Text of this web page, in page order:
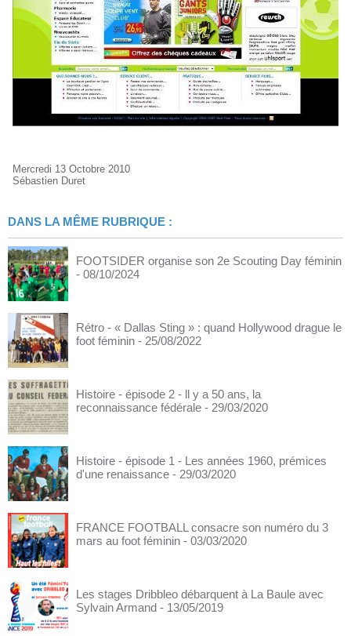
Mercredi 13 Octobre 2010
Sébastien Duret
DANS LA MÊME RUBRIQUE :
FOOTSIDER organise son 2e Scouting Day féminin
- 08/10/2024
Rétro - « Dallas Sting » : quand Hollywood drague le
foot féminin - 25/08/2022
Histoire - épisode 2 - ll y a 50 ans, la
reconnaissance fédérale - 29/03/2020
Histoire - épisode 1 - Les années 1960, prémices
d'une renaissance - 29/03/2020
FRANCE FOOTBALL consacre son numéro du 3
mars au foot féminin - 03/03/2020
Les stages Dribbleo débarquent à La Baule avec
Sylvain Armand - 13/05/2019